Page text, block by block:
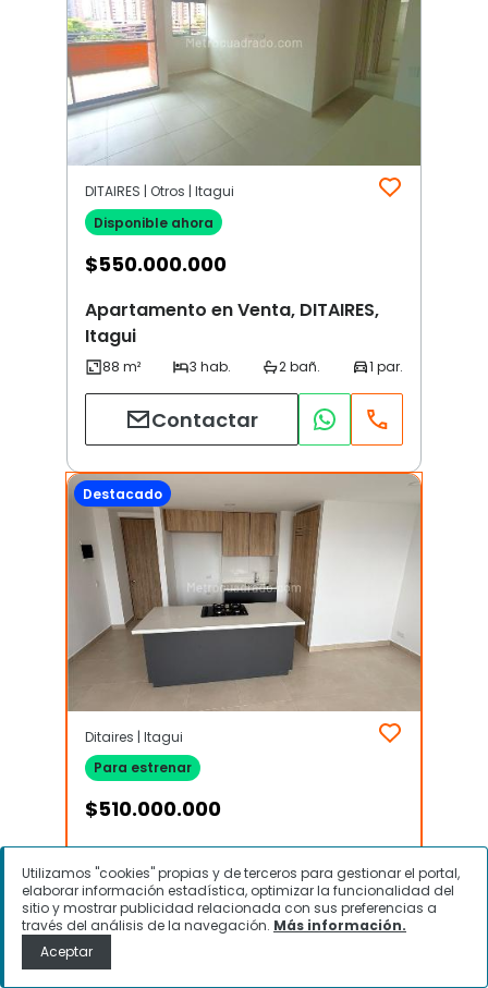
DITAIRES | Otros | Itagui
Disponible ahora
$550.000.000
Apartamento en Venta, DITAIRES,
Itagui
Contactar
Destacado
Ditaires | Itagui
Para estrenar
$510.000.000
Apartamento en Venta, Ditaires,
Itagui
Utilizamos "cookies" propias y de terceros para gestionar el portal,
elaborar información estadística, optimizar la funcionalidad del
sitio y mostrar publicidad relacionada con sus preferencias a
través del análisis de la navegación. Más información.
Aceptar